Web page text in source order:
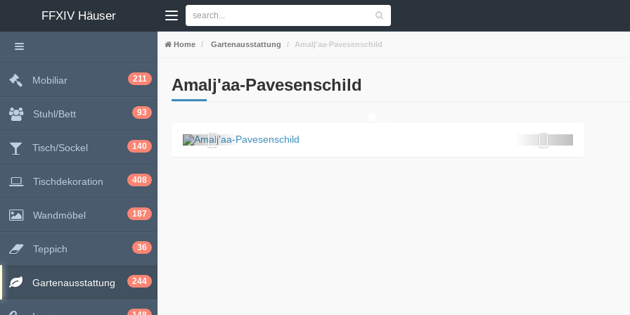
FFXIV Häuser
Home Gartenausstattung Amalj'aa-Pavesenschild
Amalj'aa-Pavesenschild
Mobiliar 211
Stuhl/Bett 93
Tisch/Sockel 140
Tischdekoration 408
Wandmöbel 187
Teppich 36
Gartenausstattung 244